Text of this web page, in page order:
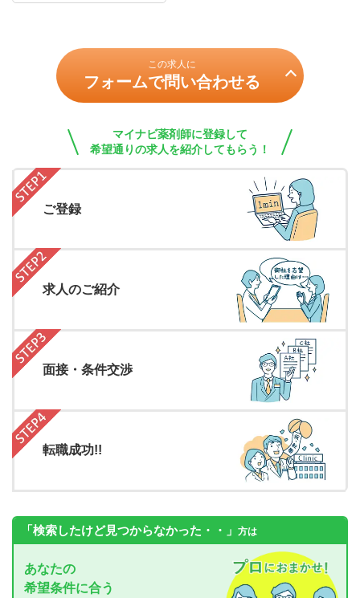
この求人に
フォームで問い合わせる
マイナビ薬剤師に登録して
希望通りの求人を紹介してもらう！
ご登録
求人のご紹介
面接・条件交渉
転職成功!!
「検索したけど見つからなかった・・」 方は
あなたの
希望条件に合う